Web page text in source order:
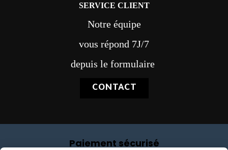
SERVICE CLIENT
Notre équipe
vous répond 7J/7
depuis le formulaire
CONTACT
Paiement sécurisé